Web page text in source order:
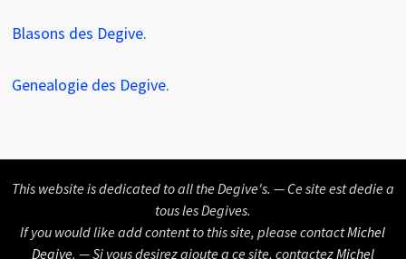
Blasons des Degive.
Genealogie des Degive.
This website is dedicated to all the Degive's. — Ce site est dedie a
tous les Degives.
If you would like add content to this site, please contactMichel
Degive. — Si vous desirez ajoute a ce site, contactezMichel